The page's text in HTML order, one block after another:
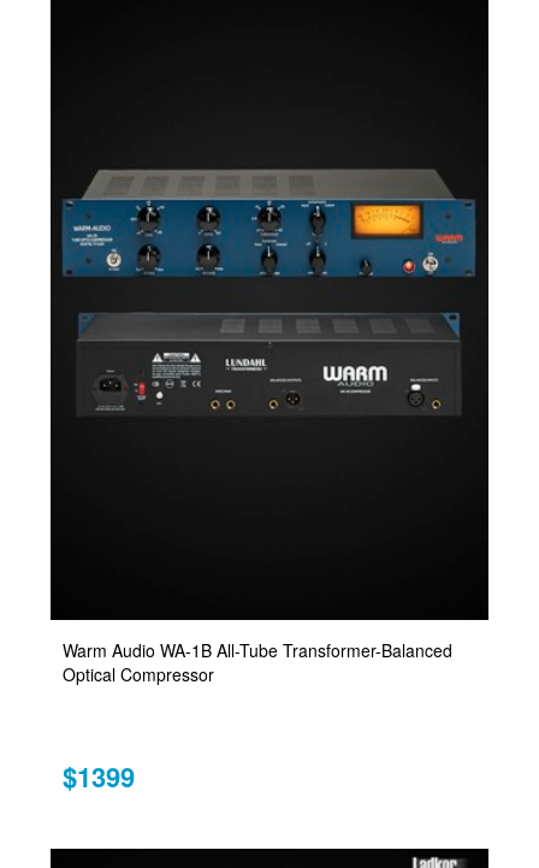
Warm Audio WA-1B All-Tube Transformer-Balanced
Optical Compressor
$1399